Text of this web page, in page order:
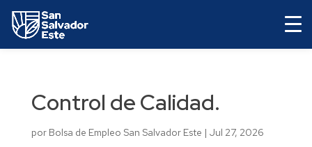
Control de Calidad.
por Bolsa de Empleo San Salvador Este | Jul 27, 2026